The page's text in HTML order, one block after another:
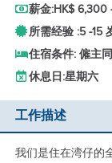
薪金:HK$ 6,300
所需经验 :5 -15
住宿条件: 僱主
休息日:星期六
工作描述
我们是住在湾仔的